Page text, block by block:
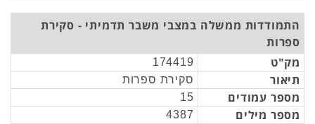
התמודדות ממשלה במצבי משבר תדמיתי - סקירת
ספרות
מק"ט
174419
תיאור סקירת ספרות
מספר עמודים 15
מספר מילים 4387